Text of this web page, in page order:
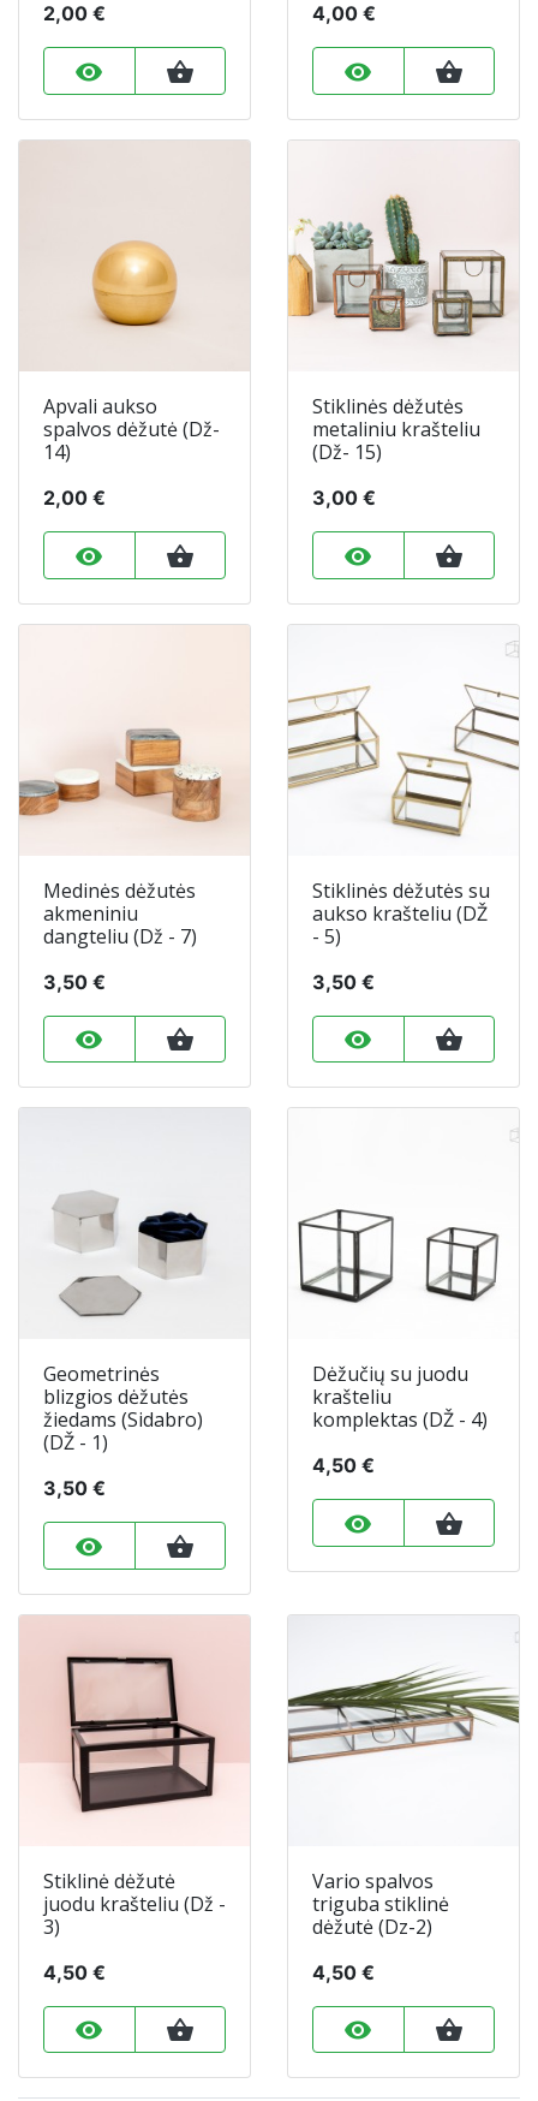
2,00 €
remove_red_eye shopping_basket
4,00 €
remove_red_eye shopping_basket
Apvali aukso
spalvos dėžutė (Dž-
14)
2,00 €
remove_red_eye shopping_basket
Stiklinės dėžutės
metaliniu krašteliu
(Dž- 15)
3,00 €
remove_red_eye shopping_basket
Medinės dėžutės
akmeniniu
dangteliu (Dž - 7)
3,50 €
remove_red_eye shopping_basket
Stiklinės dėžutės su
aukso krašteliu (DŽ
- 5)
3,50 €
remove_red_eye shopping_basket
Geometrinės
blizgios dėžutės
žiedams (Sidabro)
(DŽ - 1)
3,50 €
remove_red_eye shopping_basket
Dėžučių su juodu
krašteliu
komplektas (DŽ - 4)
4,50 €
remove_red_eye shopping_basket
Stiklinė dėžutė
juodu krašteliu (Dž -
3)
4,50 €
remove_red_eye shopping_basket
Vario spalvos
triguba stiklinė
dėžutė (Dz-2)
4,50 €
remove_red_eye shopping_basket